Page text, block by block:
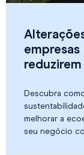
Descubra
melhorar a
seu negócio